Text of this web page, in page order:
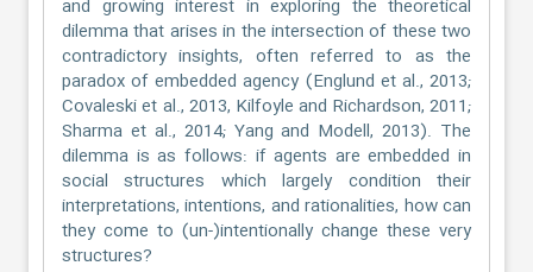
and growing interest in exploring the theoretical
dilemma that arises in the intersection of these two
contradictory insights, often referred to as the
paradox of embedded agency (Englund et al., 2013;
Covaleski et al., 2013, Kilfoyle and Richardson, 2011;
Sharma et al., 2014; Yang and Modell, 2013). The
dilemma is as follows: if agents are embedded in
social structures which largely condition their
interpretations, intentions, and rationalities, how can
they come to (un-)intentionally change these very
structures?